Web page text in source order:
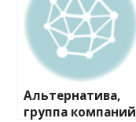
Альтернатива,
группа компаний